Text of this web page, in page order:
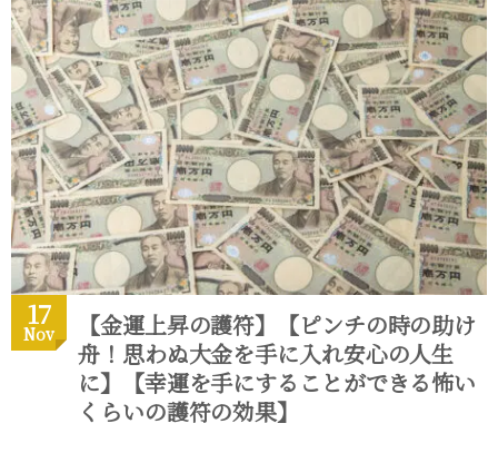
17
Nov
【金運上昇の護符】【ピンチの時の助け
舟！思わぬ大金を手に入れ安心の人生
に】【幸運を手にすることができる怖い
くらいの護符の効果】